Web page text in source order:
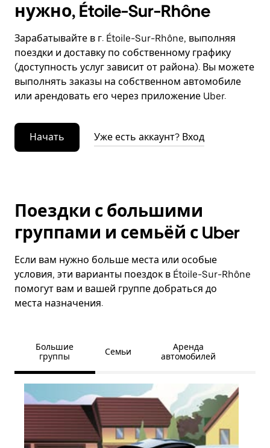
нужно, Étoile-Sur-Rhône
Зарабатывайте в г. Étoile-Sur-Rhône, выполняя
поездки и доставку по собственному графику
(доступность услуг зависит от района). Вы можете
выполнять заказы на собственном автомобиле
или арендовать его через приложение Uber.
Начать Уже есть аккаунт? Вход
Поездки с большими
группами и семьёй с Uber
Если вам нужно больше места или особые
условия, эти варианты поездок в Étoile-Sur-Rhône
помогут вам и вашей группе добраться до
места назначения.
Большие
группы
Семьи
Аренда
автомобилей